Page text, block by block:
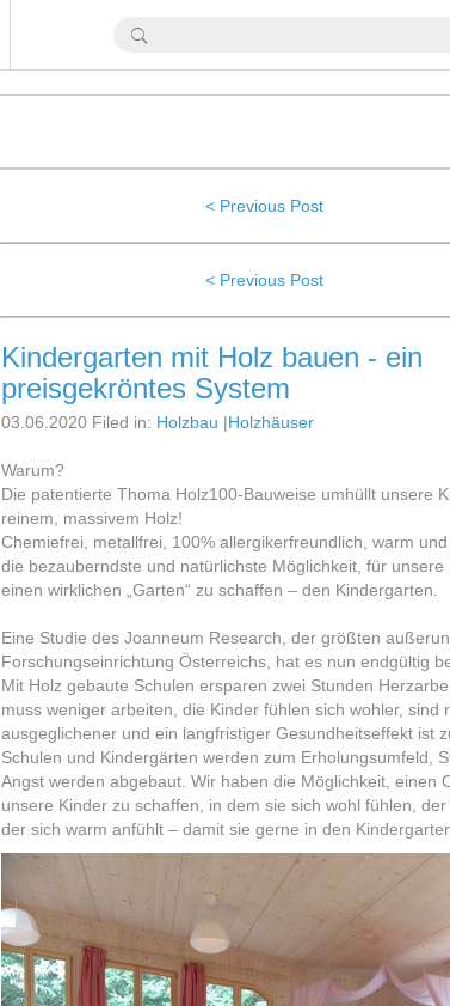
< Previous Post
< Previous Post
Kindergarten mit Holz bauen - ein
preisgekröntes System
03.06.2020 Filed in: Holzbau |Holzhäuser
Warum?
Die patentierte Thoma Holz100-Bauweise umhüllt unsere
reinem, massivem Holz!
Chemiefrei, metallfrei, 100% allergikerfreundlich, warm
die bezauberndste und natürlichste Möglichkeit, für unsere
einen wirklichen „Garten“ zu schaffen – den Kindergarten.
Eine Studie des Joanneum Research, der größten
Forschungseinrichtung Österreichs, hat es nun endgültig
Mit Holz gebaute Schulen ersparen zwei Stunden
muss weniger arbeiten, die Kinder fühlen sich wohler, sind
ausgeglichener und ein langfristiger Gesundheitseffekt ist
Schulen und Kindergärten werden zum Erholungsumfeld,
Angst werden abgebaut. Wir haben die Möglichkeit, einen
unsere Kinder zu schaffen, in dem sie sich wohl fühlen, der
der sich warm anfühlt – damit sie gerne in den